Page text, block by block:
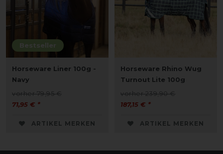
Bestseller
Horseware Liner 100g -
Navy
vorher 79,95 €
71,95 € *
ARTIKEL MERKEN
Horseware Rhino Wug
Turnout Lite 100g
vorher 239,90 €
187,15 € *
ARTIKEL MERKEN